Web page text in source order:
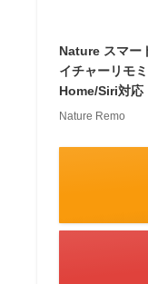
Nature スマー
イチャーリモ
Home/Siri対応
Nature Remo